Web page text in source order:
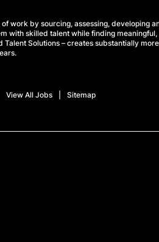
work by sourcing, assessing, developing
with skilled talent while finding
Solutions – creates substantially
View All Jobs Sitemap